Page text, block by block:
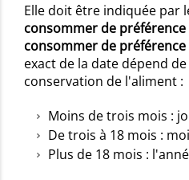
Elle doit être indiquée par
consommer de préférence
consommer de
exact de la date dépend
conservation de l'aliment :
Moins de trois mois :
De trois à 18 mois :
Plus de 18 mois :